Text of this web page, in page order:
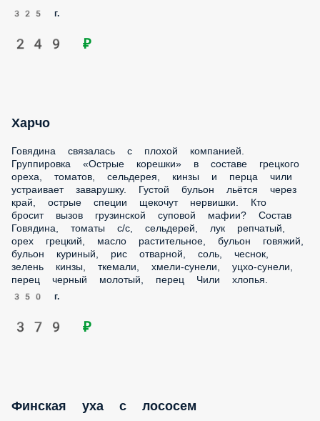
орех грецкий, масло растительное, бульон говяжий, бульон
ткемали, хмели-сунели, уцхо-сунели, перец черный
Финская уха с лососем
Каждый лосось мечтает попасть в финскую уху. Сливочная,
пряная, горячая, с крупно нарезанными овощами на
рыбном бульоне — просто сказка, которая стала
реальностью. Состав Лосось, картофель, помидоры, лук
порей, укроп, сливки, бульон Хондаши, черный молотый
перец, соль.
300 г.
439 ₽
Гороховый суп